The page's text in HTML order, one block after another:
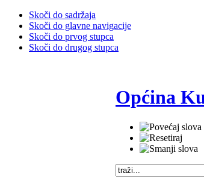
Skoči do sadržaja
Skoči do glavne navigacije
Skoči do prvog stupca
Skoči do drugog stupca
Općina